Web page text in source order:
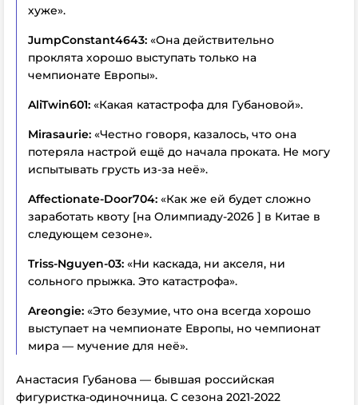
хуже».
JumpConstant4643: «Она действительно
проклята хорошо выступать только на
чемпионате Европы».
AliTwin601: «Какая катастрофа для Губановой».
Mirasaurie: «Честно говоря, казалось, что она
потеряла настрой ещё до начала проката. Не могу
испытывать грусть из-за неё».
Affectionate-Door704: «Как же ей будет сложно
заработать квоту [на Олимпиаду-2026 ] в Китае в
следующем сезоне».
Triss-Nguyen-03: «Ни каскада, ни акселя, ни
сольного прыжка. Это катастрофа».
Areongie: «Это безумие, что она всегда хорошо
выступает на чемпионате Европы, но чемпионат
мира — мучение для неё».
Анастасия Губанова — бывшая российская
фигуристка-одиночница. С сезона 2021-2022